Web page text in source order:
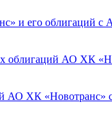
и его облигаций с
АО ХК
ХК «Новотранс»